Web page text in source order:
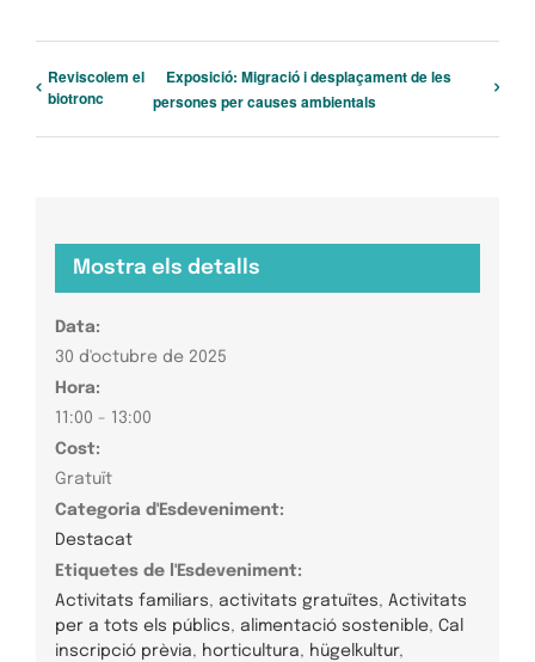
Reviscolem el
biotronc
Exposició: Migració i desplaçament de les
persones per causes ambientals
Mostra els detalls
Data:
30 d'octubre de 2025
Hora:
11:00 - 13:00
Cost:
Gratuït
Categoria d'Esdeveniment:
Destacat
Etiquetes de l'Esdeveniment:
Activitats familiars, activitats gratuïtes, Activitats
per a tots els públics, alimentació sostenible, Cal
inscripció prèvia, horticultura, hügelkultur,